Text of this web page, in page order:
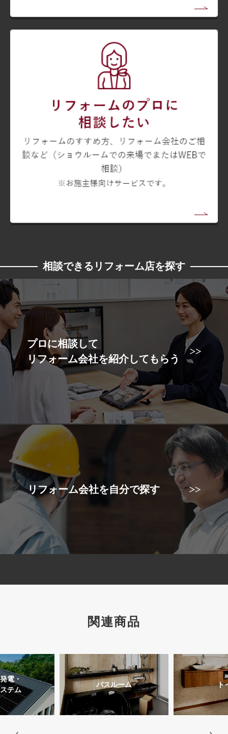
相談できるリフォーム店を探す
プロに相談して
リフォーム会社を紹介してもらう
リフォーム会社を自分で探す
関連商品
電・
テム
バスルーム ト